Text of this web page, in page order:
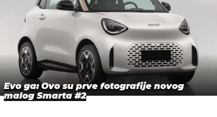
Evo ga: Ovo su prve fotografije novog
malog Smarta #2